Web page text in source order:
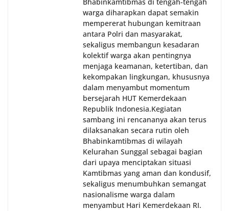
Bhabinkamtibmas di tengah-tengah
warga diharapkan dapat semakin
mempererat hubungan kemitraan
antara Polri dan masyarakat,
sekaligus membangun kesadaran
kolektif warga akan pentingnya
menjaga keamanan, ketertiban, dan
kekompakan lingkungan, khususnya
dalam menyambut momentum
bersejarah HUT Kemerdekaan
Republik Indonesia.‎Kegiatan
sambang ini rencananya akan terus
dilaksanakan secara rutin oleh
Bhabinkamtibmas di wilayah
Kelurahan Sunggal sebagai bagian
dari upaya menciptakan situasi
Kamtibmas yang aman dan kondusif,
sekaligus menumbuhkan semangat
nasionalisme warga dalam
menyambut Hari Kemerdekaan RI.